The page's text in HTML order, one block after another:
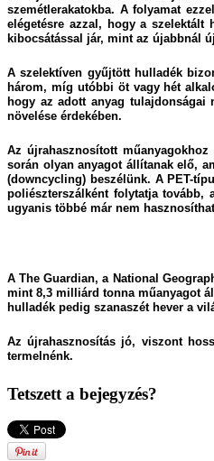
szemétlerakatokba. A folyamat
elégetésre azzal, hogy a szelektált
kibocsátással jár, mint az újabbnál
A szelektíven gyűjtött hulladék
három, míg utóbbi öt vagy hét
hogy az adott anyag tulajdonságai
növelése érdekében.
Az újrahasznosított
során olyan anyagot állítanak elő,
(downcycling) beszélünk. A PET-
poliészterszálként folytatja tovább,
ugyanis többé már nem
A The Guardian, a National
mint 8,3 milliárd tonna műanyagot
hulladék pedig szanaszét hever a
Az újrahasznosítás jó, viszont
termelnénk.
Tetszett a bejegyzés?